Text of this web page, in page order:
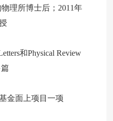
理所博士后；2011年
和Physical Review
金面上项目一项